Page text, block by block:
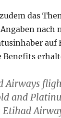
das
nach
auf
Benefits
Airways
and
Etihad